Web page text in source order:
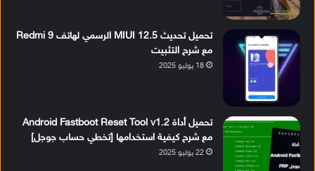
تحميل تحديث MIUI 12.5 الرسمي لهاتف Redmi 9
مع شرح التثبيت
18 يوليو 2025
تحميل أداة Android Fastboot Reset Tool v1.2
مع شرح كيفية استخدامها [تخطي حساب جوجل]
22 يوليو 2025